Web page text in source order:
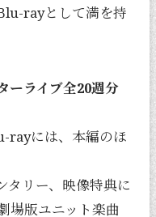
rayとして満を持
ーライブ全20週分
rayには、本編のほ
タリー、映像特典に
場版ユニット楽曲